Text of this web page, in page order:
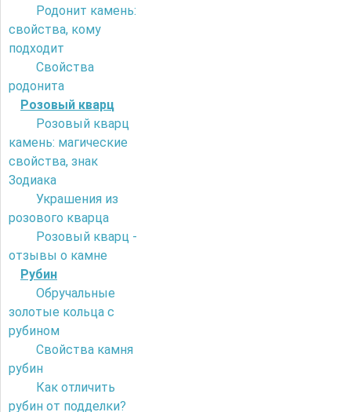
Родонит камень:
свойства, кому
подходит
Свойства
родонита
Розовый кварц
Розовый кварц
камень: магические
свойства, знак
Зодиака
Украшения из
розового кварца
Розовый кварц -
отзывы о камне
Рубин
Обручальные
золотые кольца с
рубином
Свойства камня
рубин
Как отличить
рубин от подделки?